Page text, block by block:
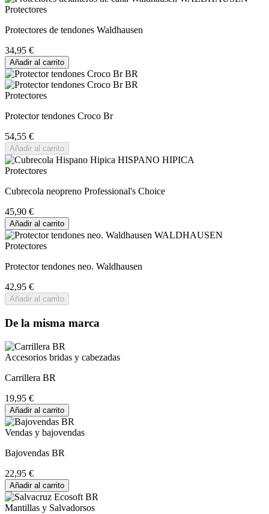
Protectores
Protectores de tendones Waldhausen
34,95 €
Añadir al carrito
Protectores
Protector tendones Croco Br
54,55 €
Añadir al carrito
Protectores
Cubrecola neopreno Professional's Choice
45,90 €
Añadir al carrito
Protectores
Protector tendones neo. Waldhausen
42,95 €
Añadir al carrito
De la misma marca
Accesorios bridas y cabezadas
Carrillera BR
19,95 €
Añadir al carrito
Vendas y bajovendas
Bajovendas BR
22,95 €
Añadir al carrito
Mantillas y Salvadorsos